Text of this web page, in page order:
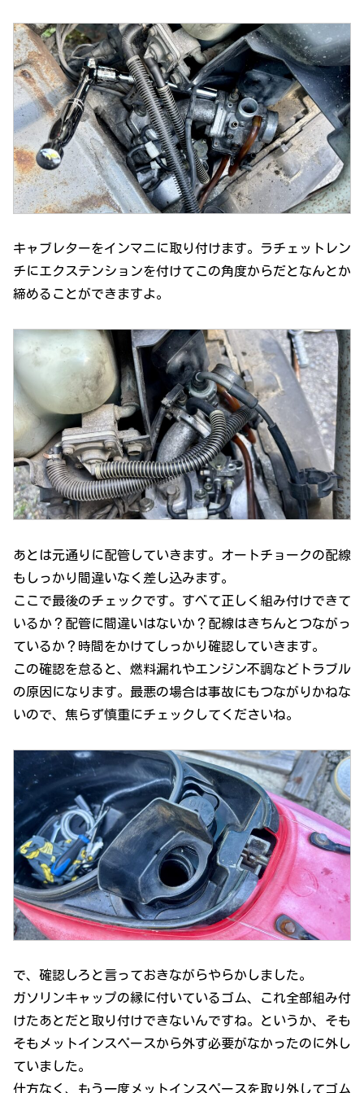
キャブレターをインマニに取り付けます。ラチェットレン
チにエクステンションを付けてこの角度からだとなんとか
締めることができますよ。
あとは元通りに配管していきます。オートチョークの配線
もしっかり間違いなく差し込みます。
ここで最後のチェックです。すべて正しく組み付けできて
いるか？配管に間違いはないか？配線はきちんとつながっ
ているか？時間をかけてしっかり確認していきます。
この確認を怠ると、燃料漏れやエンジン不調などトラブル
の原因になります。最悪の場合は事故にもつながりかねな
いので、焦らず慎重にチェックしてくださいね。
で、確認しろと言っておきながらやらかしました。
ガソリンキャップの縁に付いているゴム、これ全部組み付
けたあとだと取り付けできないんですね。というか、そも
そもメットインスペースから外す必要がなかったのに外し
ていました。
仕方なく、もう一度メットインスペースを取り外してゴム